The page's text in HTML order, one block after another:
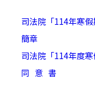
司法院「114年寒
簡章
司法院「114年度
同 意 書